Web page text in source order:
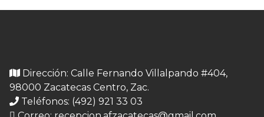
Dirección: Calle Fernando Villalpando #404,
98000 Zacatecas Centro, Zac.
Teléfonos: (492) 921 33 03